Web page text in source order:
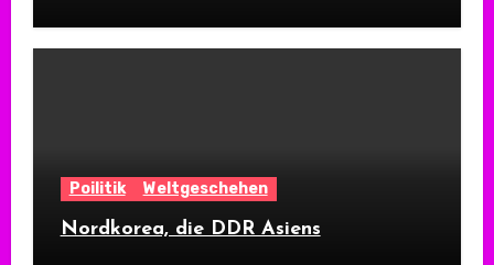
Poilitik Weltgeschehen
Nordkorea, die DDR Asiens